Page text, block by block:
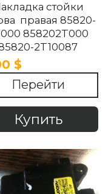
стойки
правая 85820-
858202T000
2T10087
85820-
2T100UP
Kia
2010 -2015
$
Перейти
Купить